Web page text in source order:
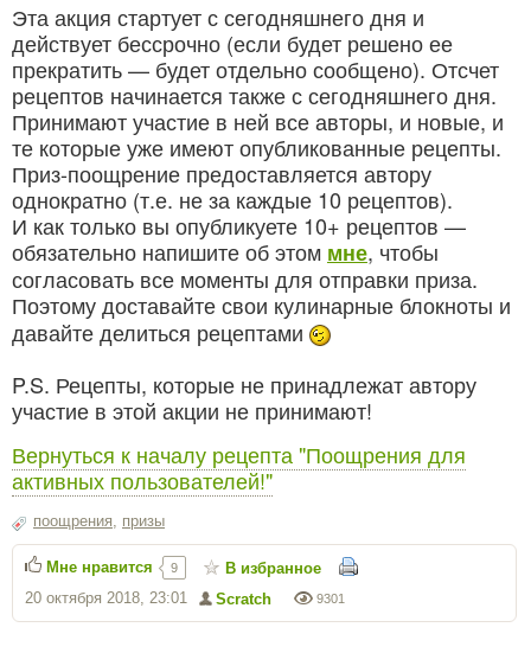
Эта акция стартует с сегодняшнего дня и
действует бессрочно (если будет решено ее
прекратить — будет отдельно сообщено). Отсчет
рецептов начинается также с сегодняшнего дня.
Принимают участие в ней все авторы, и новые, и
те которые уже имеют опубликованные рецепты.
Приз-поощрение предоставляется автору
однократно (т.е. не за каждые 10 рецептов).
И как только вы опубликуете 10+ рецептов —
обязательно напишите об этом мне, чтобы
согласовать все моменты для отправки приза.
Поэтому доставайте свои кулинарные блокноты и
давайте делиться рецептами
P.S. Рецепты, которые не принадлежат автору
участие в этой акции не принимают!
Вернуться к началу рецепта "Поощрения для
активных пользователей!"
поощрения, призы
9301
Scratch
20 октября 2018, 23:01
Мне нравится 9 В избранное